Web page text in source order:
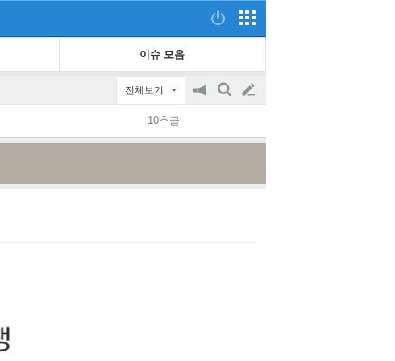
이슈 모음
전체보기
공
on/off
검
글
쓰
10추글